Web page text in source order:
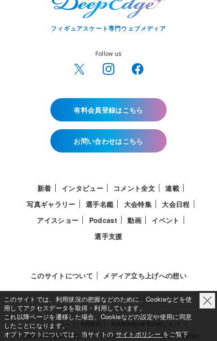
フィギュアスケート専門ウェブメディア
Follow us
有料会員登録はこちら
お問い合わせはこちら
新着 インタビュー コメント全文
連載
写真ギャラリー
選手名鑑 大会特集
大会日程
アイスショー
Podcast 動画
イベント
選手支援
このサイトについて メディア立ち上げへの想い
サイトポリシー
特定商取引法に基づく表示について
Deep Edge 一般社団法人共同通信社
このサイトでは、利用状況の把握などのために、Cookieなどを使
用してアクセスデータを取得・利用しています。
これ以降ページを遷移した場合、Cookieなどの設定や使用に同意
したことになります。
オプトアウトについては、当サイトの サイトポリシー をご覧下